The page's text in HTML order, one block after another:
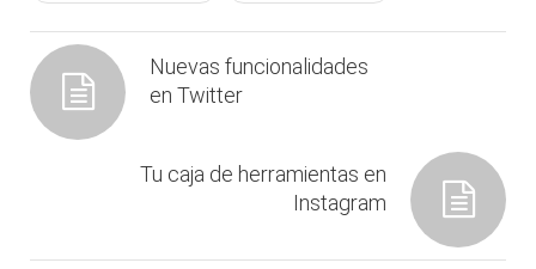
Nuevas funcionalidades
en Twitter
Tu caja de herramientas en
Instagram